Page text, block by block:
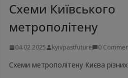
Схеми Київського
метрополітену
04.02.2025 kyivpastfuture 0
Схеми метрополітену Києва різних